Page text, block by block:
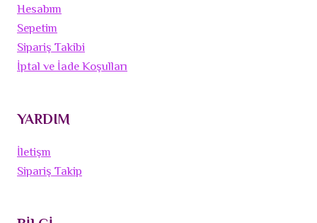
Hesabım
Sepetim
Sipariş Takibi
İptal ve İade Koşulları
YARDIM
İletişm
Sipariş Takip